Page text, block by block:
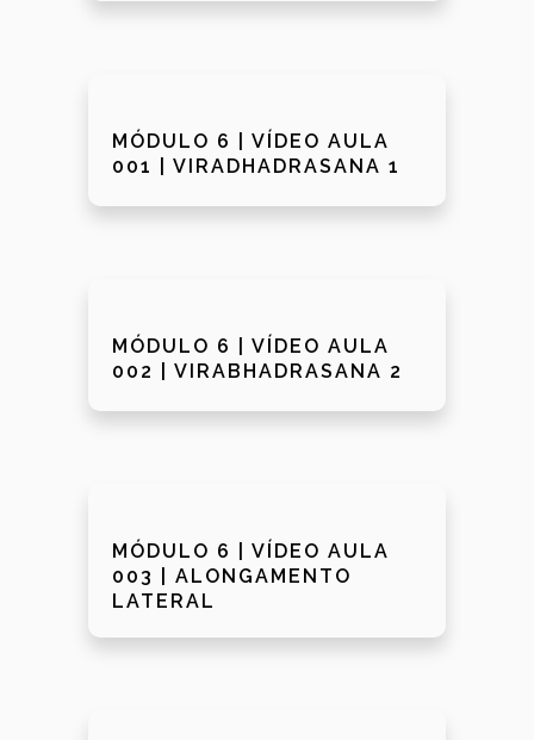
MÓDULO 6 | VÍDEO AULA
001 | VIRADHADRASANA 1
MÓDULO 6 | VÍDEO AULA
002 | VIRABHADRASANA 2
MÓDULO 6 | VÍDEO AULA
003 | ALONGAMENTO
LATERAL